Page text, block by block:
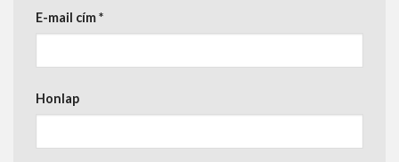
E-mail cím*
Honlap